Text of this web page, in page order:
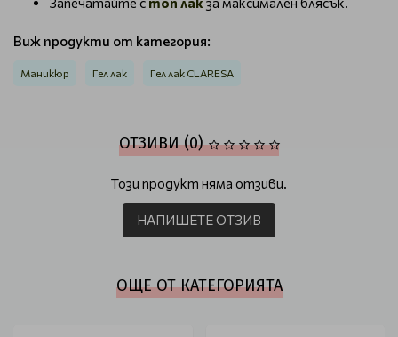
Виж продукти от категория:
Маникюр Гел лак Гел лак CLARESA
ОТЗИВИ (0)
Този продукт няма отзиви.
НАПИШЕТЕ ОТЗИВ
ОЩЕ ОТ КАТЕГОРИЯТА